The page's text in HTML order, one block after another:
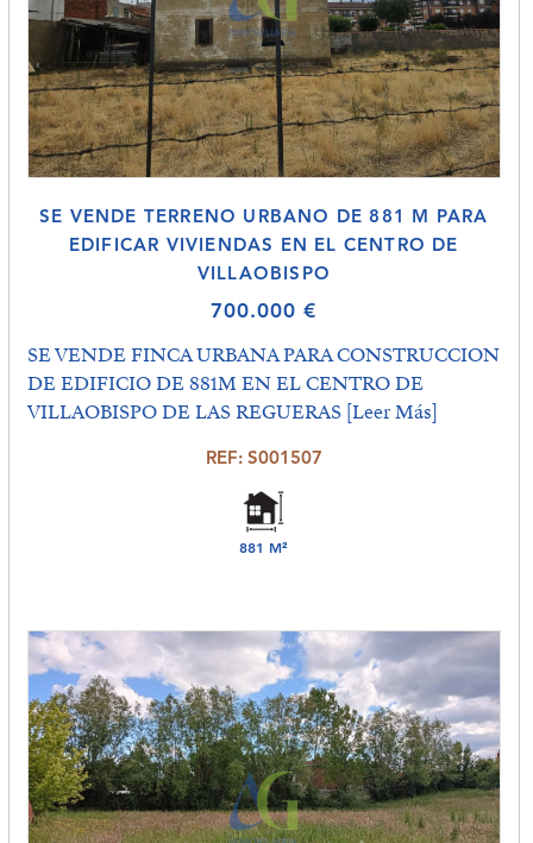
SE VENDE TERRENO URBANO DE 881 M PARA
EDIFICAR VIVIENDAS EN EL CENTRO DE
VILLAOBISPO
700.000 €
SE VENDE FINCA URBANA PARA CONSTRUCCION
DE EDIFICIO DE 881M EN EL CENTRO DE
VILLAOBISPO DE LAS REGUERAS [Leer Más]
REF: S001507
881 M²